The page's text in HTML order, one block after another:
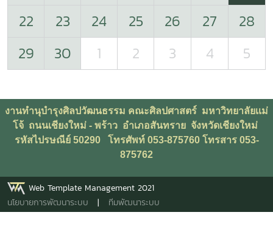
22
23 24 25 26 27
28
29
30 1 2 3 4 5
งานทำนุบำรุงศิลปวัฒนธรรม คณะศิลปศาสตร์ มหาวิทยาลัยเเม่
โจ้ ถนนเชียงใหม่ - พร้าว อำเภอสันทราย จังหวัดเชียงใหม่
รหัสไปรษณีย์ 50290 โทรศัพท์ 053-875760 โทรสาร 053-
875762
Web Template Management 2021
นโยบายการพัฒนาระบบ | ทีมพัฒนาระบบ